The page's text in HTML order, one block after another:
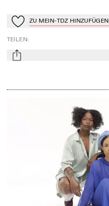
Zu Mein-TdZ hinzufügen
ZU MEIN-TDZ HINZUFÜGEN
TEILEN:
mail